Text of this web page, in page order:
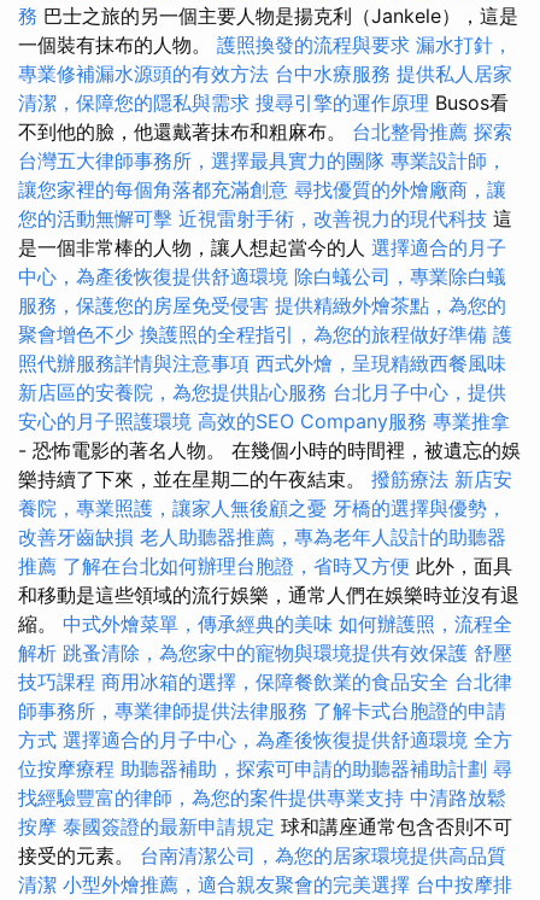
務 巴士之旅的另一個主要人物是揚克利（Jankele），這是
一個裝有抹布的人物。 護照換發的流程與要求 漏水打針，
專業修補漏水源頭的有效方法 台中水療服務 提供私人居家
清潔，保障您的隱私與需求 搜尋引擎的運作原理 Busos看
不到他的臉，他還戴著抹布和粗麻布。 台北整骨推薦 探索
台灣五大律師事務所，選擇最具實力的團隊 專業設計師，
讓您家裡的每個角落都充滿創意 尋找優質的外燴廠商，讓
您的活動無懈可擊 近視雷射手術，改善視力的現代科技 這
是一個非常棒的人物，讓人想起當今的人 選擇適合的月子
中心，為產後恢復提供舒適環境 除白蟻公司，專業除白蟻
服務，保護您的房屋免受侵害 提供精緻外燴茶點，為您的
聚會增色不少 換護照的全程指引，為您的旅程做好準備 護
照代辦服務詳情與注意事項 西式外燴，呈現精緻西餐風味
新店區的安養院，為您提供貼心服務 台北月子中心，提供
安心的月子照護環境 高效的SEO Company服務 專業推拿
- 恐怖電影的著名人物。 在幾個小時的時間裡，被遺忘的娛
樂持續了下來，並在星期二的午夜結束。 撥筋療法 新店安
養院，專業照護，讓家人無後顧之憂 牙橋的選擇與優勢，
改善牙齒缺損 老人助聽器推薦，專為老年人設計的助聽器
推薦 了解在台北如何辦理台胞證，省時又方便 此外，面具
和移動是這些領域的流行娛樂，通常人們在娛樂時並沒有退
縮。 中式外燴菜單，傳承經典的美味 如何辦護照，流程全
解析 跳蚤清除，為您家中的寵物與環境提供有效保護 舒壓
技巧課程 商用冰箱的選擇，保障餐飲業的食品安全 台北律
師事務所，專業律師提供法律服務 了解卡式台胞證的申請
方式 選擇適合的月子中心，為產後恢復提供舒適環境 全方
位按摩療程 助聽器補助，探索可申請的助聽器補助計劃 尋
找經驗豐富的律師，為您的案件提供專業支持 中清路放鬆
按摩 泰國簽證的最新申請規定 球和講座通常包含否則不可
接受的元素。 台南清潔公司，為您的居家環境提供高品質
清潔 小型外燴推薦，適合親友聚會的完美選擇 台中按摩排